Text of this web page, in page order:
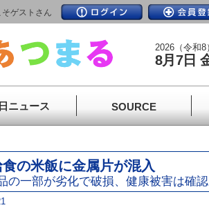
そゲストさん
2026（令和8
8月7日
ニュース SOURCE
の米飯に金属片が混入
の一部が劣化で破損、健康被害は確